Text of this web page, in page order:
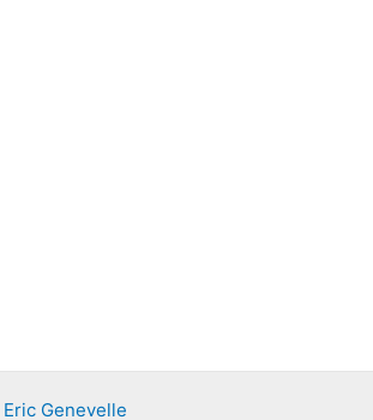
Eric Genevelle